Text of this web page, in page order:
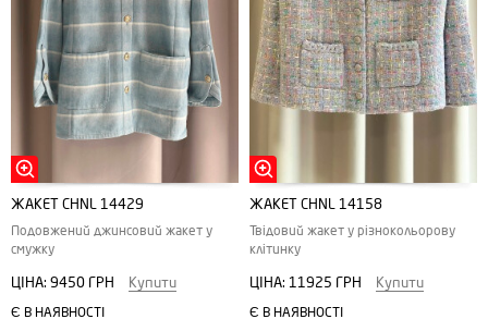
ЖАКЕТ CHNL 14429
Подовжений джинсовий жакет у
смужку
ЦІНА: 9450 ГРН Купити
Є В НАЯВНОСТІ
ЖАКЕТ CHNL 14158
Твідовий жакет у різнокольорову
клітинку
ЦІНА: 11925 ГРН Купити
Є В НАЯВНОСТІ